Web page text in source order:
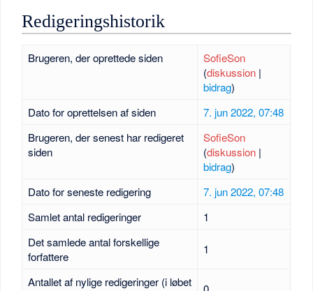
Redigeringshistorik
Brugeren, der oprettede siden
SofieSon
(diskussion|
bidrag)
Dato for oprettelsen af siden
7. jun 2022, 07:48
Brugeren, der senest har redigeret
siden
SofieSon
(diskussion|
bidrag)
Dato for seneste redigering
7. jun 2022, 07:48
Samlet antal redigeringer
1
Det samlede antal forskellige
forfattere
1
Antallet af nylige redigeringer (i løbet